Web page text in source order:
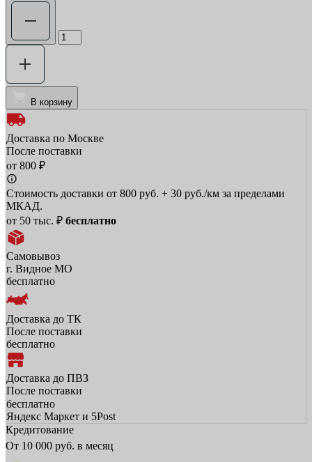
В корзину
Доставка по Москве
После поставки
от 800 ₽
Стоимость доставки от 800 руб. + 30 руб./км за пределами
МКАД.
от 50 тыс. ₽ бесплатно
Самовывоз
г. Видное МО
бесплатно
Доставка до ТК
После поставки
бесплатно
Доставка до ПВЗ
После поставки
бесплатно
Яндекс Маркет и 5Post
Кредитование
От 10 000 руб. в месяц